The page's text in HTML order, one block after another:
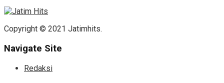
Copyright © 2021 Jatimhits.
Navigate Site
Redaksi